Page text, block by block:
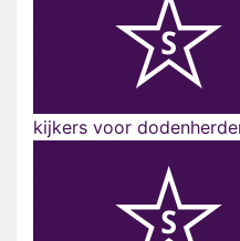
kijkers voor